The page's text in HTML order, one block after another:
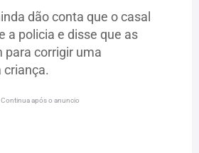
dão conta que o casal
a policia e disse que as
para corrigir uma
criança.
Continua após o anuncio